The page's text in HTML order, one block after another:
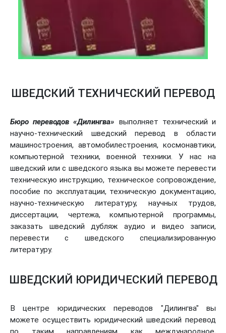
ШВЕДСКИЙ ТЕХНИЧЕСКИЙ ПЕРЕВОД
Бюро переводов «Дилингва» выполняет технический и
научно-технический шведский перевод в области
машиностроения, автомобилестроения, космонавтики,
компьютерной техники, военной техники. У нас на
шведский или с шведского языка вы можете перевести
техническую инструкцию, техническое сопровождение,
пособие по эксплуатации, техническую документацию,
научно-техническую литературу, научных трудов,
диссертации, чертежа, компьютерной программы,
заказать шведский дубляж аудио и видео записи,
перевести с шведского специализированную
литературу.
ШВЕДСКИЙ ЮРИДИЧЕСКИЙ ПЕРЕВОД
В центре юридических переводов "Дилингва" вы
можете осуществить юридический шведский перевод